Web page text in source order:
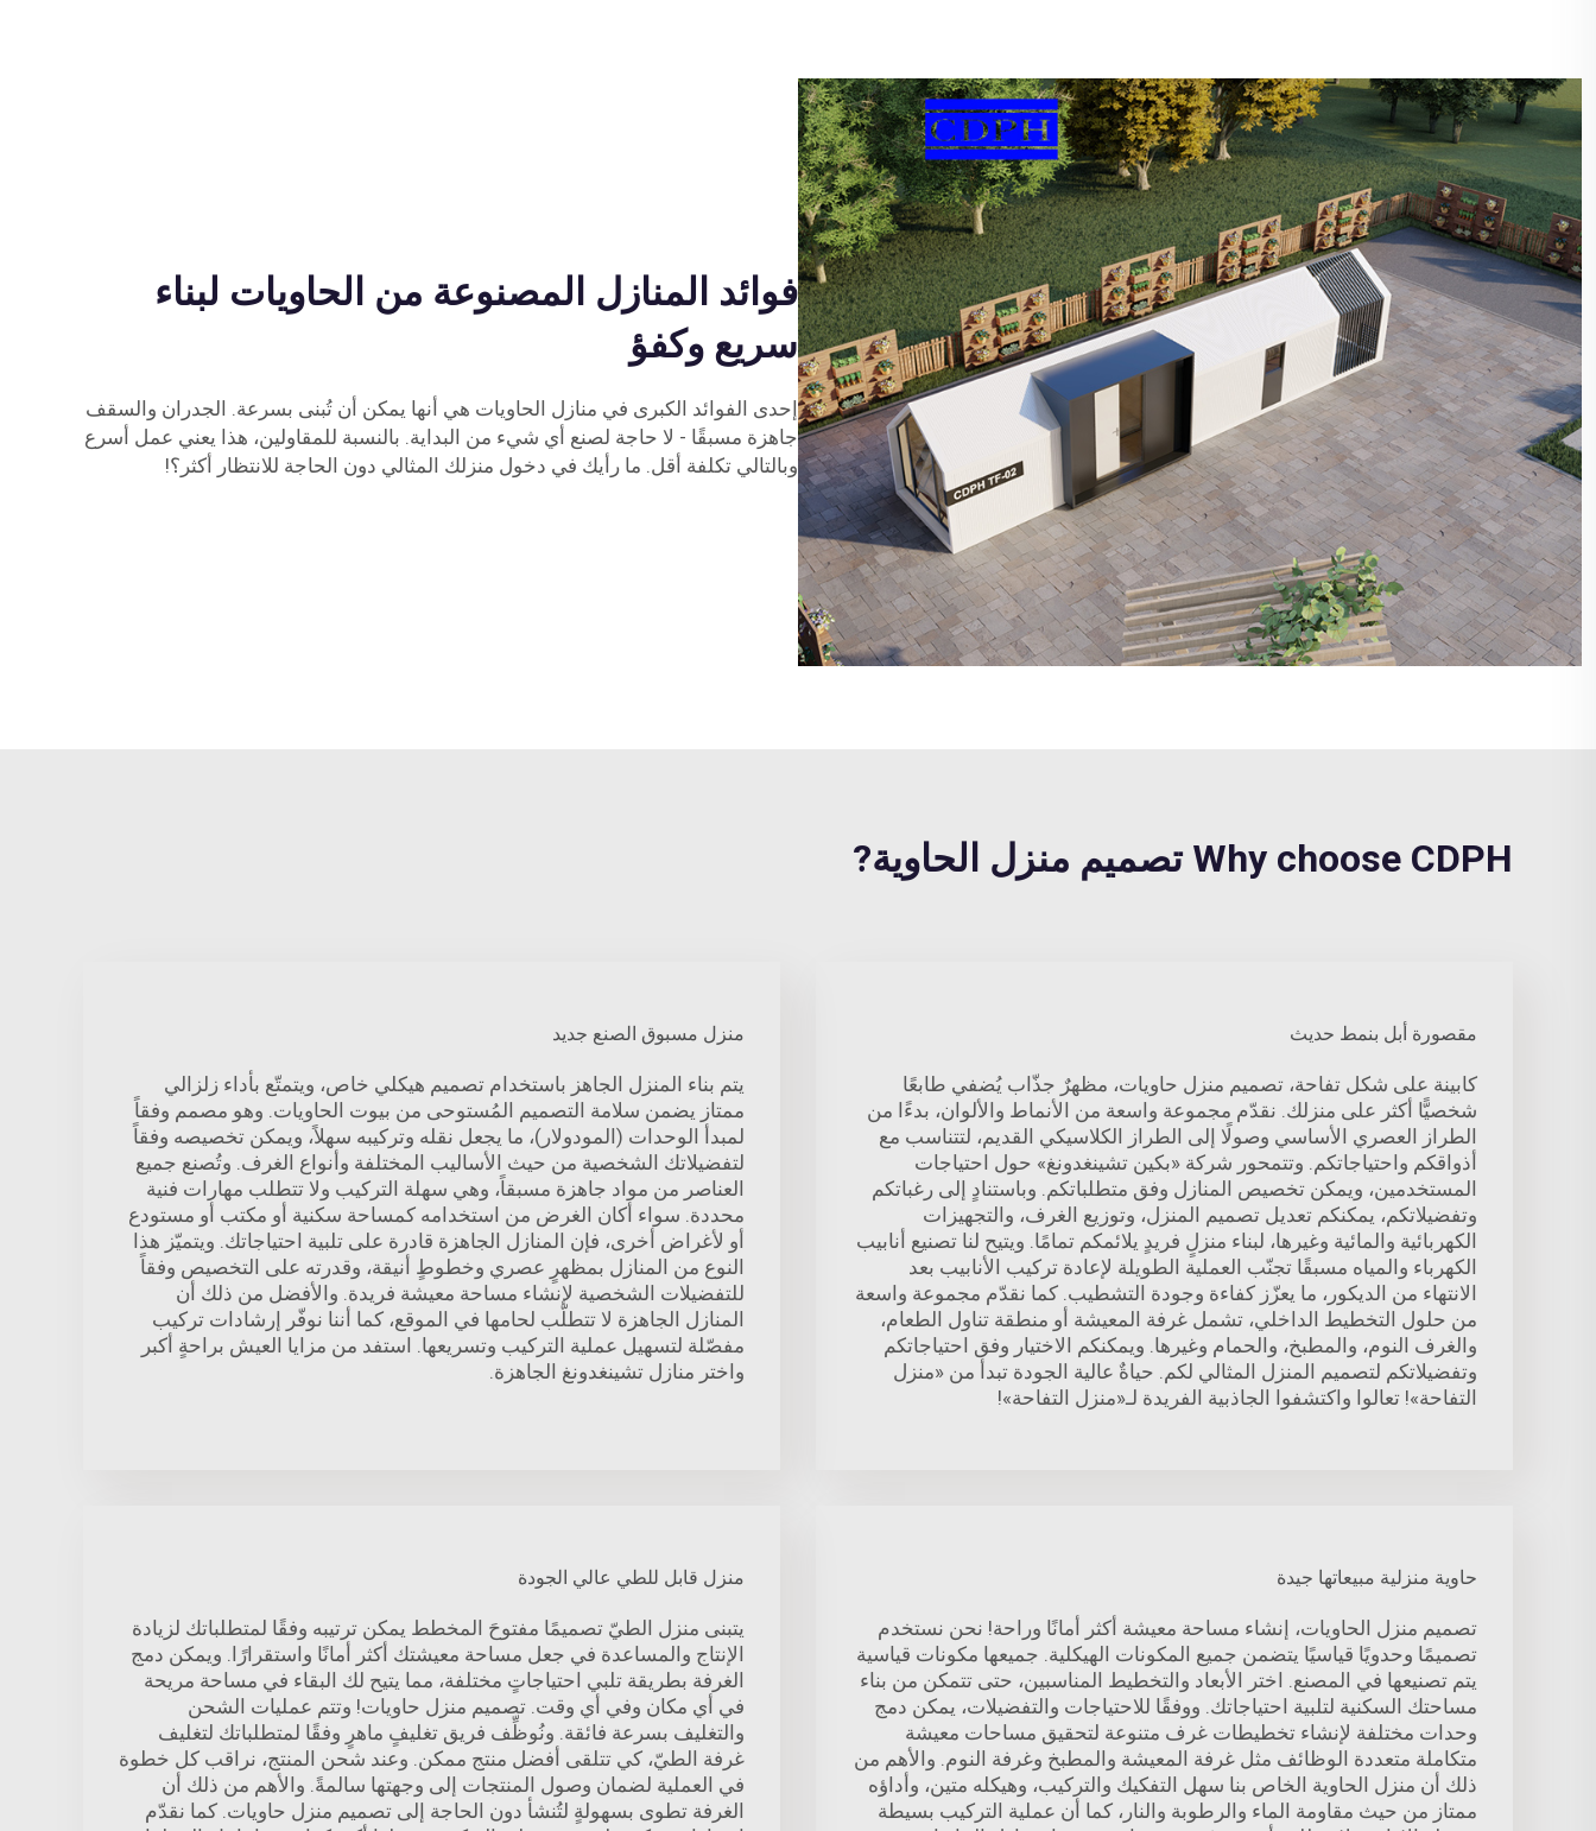
فوائد المنازل المصنوعة من الحاويات لبناء
سريع وكفؤ
إحدى الفوائد الكبرى في منازل الحاويات هي أنها يمكن أن تُبنى بسرعة. الجدران والسقف
جاهزة مسبقًا - لا حاجة لصنع أي شيء من البداية. بالنسبة للمقاولين، هذا يعني عمل أسرع
وبالتالي تكلفة أقل. ما رأيك في دخول منزلك المثالي دون الحاجة للانتظار أكثر؟!
Why choose CDPH تصميم منزل الحاوية?
مقصورة أبل بنمط حديث
كابينة على شكل تفاحة، تصميم منزل حاويات، مظهرٌ جذّاب يُضفي طابعًا
شخصيًّا أكثر على منزلك. نقدّم مجموعة واسعة من الأنماط والألوان، بدءًا من
الطراز العصري الأساسي وصولًا إلى الطراز الكلاسيكي القديم، لتتناسب مع
أذواقكم واحتياجاتكم. وتتمحور شركة «بكين تشينغدونغ» حول احتياجات
المستخدمين، ويمكن تخصيص المنازل وفق متطلباتكم. وباستنادٍ إلى رغباتكم
وتفضيلاتكم، يمكنكم تعديل تصميم المنزل، وتوزيع الغرف، والتجهيزات
الكهربائية والمائية وغيرها، لبناء منزلٍ فريدٍ يلائمكم تمامًا. ويتيح لنا تصنيع أنابيب
الكهرباء والمياه مسبقًا تجنّب العملية الطويلة لإعادة تركيب الأنابيب بعد
الانتهاء من الديكور، ما يعزّز كفاءة وجودة التشطيب. كما نقدّم مجموعة واسعة
من حلول التخطيط الداخلي، تشمل غرفة المعيشة أو منطقة تناول الطعام،
والغرف النوم، والمطبخ، والحمام وغيرها. ويمكنكم الاختيار وفق احتياجاتكم
وتفضيلاتكم لتصميم المنزل المثالي لكم. حياةٌ عالية الجودة تبدأ من «منزل
التفاحة»! تعالوا واكتشفوا الجاذبية الفريدة لـ«منزل التفاحة»!
منزل مسبوق الصنع جديد
يتم بناء المنزل الجاهز باستخدام تصميم هيكلي خاص، ويتمتّع بأداء زلزالي
ممتاز يضمن سلامة التصميم المُستوحى من بيوت الحاويات. وهو مصمم وفقاً
لمبدأ الوحدات (المودولار)، ما يجعل نقله وتركيبه سهلاً، ويمكن تخصيصه وفقاً
لتفضيلاتك الشخصية من حيث الأساليب المختلفة وأنواع الغرف. وتُصنع جميع
العناصر من مواد جاهزة مسبقاً، وهي سهلة التركيب ولا تتطلب مهارات فنية
محددة. سواء أكان الغرض من استخدامه كمساحة سكنية أو مكتب أو مستودع
أو لأغراض أخرى، فإن المنازل الجاهزة قادرة على تلبية احتياجاتك. ويتميّز هذا
النوع من المنازل بمظهرٍ عصري وخطوطٍ أنيقة، وقدرته على التخصيص وفقاً
للتفضيلات الشخصية لإنشاء مساحة معيشة فريدة. والأفضل من ذلك أن
المنازل الجاهزة لا تتطلّب لحامها في الموقع، كما أننا نوفّر إرشادات تركيب
مفصّلة لتسهيل عملية التركيب وتسريعها. استفد من مزايا العيش براحةٍ أكبر
واختر منازل تشينغدونغ الجاهزة.
حاوية منزلية مبيعاتها جيدة
تصميم منزل الحاويات، إنشاء مساحة معيشة أكثر أمانًا وراحة! نحن نستخدم
تصميمًا وحدويًا قياسيًا يتضمن جميع المكونات الهيكلية. جميعها مكونات قياسية
يتم تصنيعها في المصنع. اختر الأبعاد والتخطيط المناسبين، حتى تتمكن من بناء
مساحتك السكنية لتلبية احتياجاتك. ووفقًا للاحتياجات والتفضيلات، يمكن دمج
وحدات مختلفة لإنشاء تخطيطات غرف متنوعة لتحقيق مساحات معيشة
متكاملة متعددة الوظائف مثل غرفة المعيشة والمطبخ وغرفة النوم. والأهم من
ذلك أن منزل الحاوية الخاص بنا سهل التفكيك والتركيب، وهيكله متين، وأداؤه
ممتاز من حيث مقاومة الماء والرطوبة والنار، كما أن عملية التركيب بسيطة
منزل قابل للطي عالي الجودة
يتبنى منزل الطيّ تصميمًا مفتوحَ المخطط يمكن ترتيبه وفقًا لمتطلباتك لزيادة
الإنتاج والمساعدة في جعل مساحة معيشتك أكثر أمانًا واستقرارًا. ويمكن دمج
الغرفة بطريقة تلبي احتياجاتٍ مختلفة، مما يتيح لك البقاء في مساحة مريحة
في أي مكان وفي أي وقت. تصميم منزل حاويات! وتتم عمليات الشحن
والتغليف بسرعة فائقة. ونُوظِّف فريق تغليفٍ ماهرٍ وفقًا لمتطلباتك لتغليف
غرفة الطيّ، كي تتلقى أفضل منتج ممكن. وعند شحن المنتج، نراقب كل خطوة
في العملية لضمان وصول المنتجات إلى وجهتها سالمةً. والأهم من ذلك أن
الغرفة تطوى بسهولةٍ لتُنشأ دون الحاجة إلى تصميم منزل حاويات. كما نقدّم